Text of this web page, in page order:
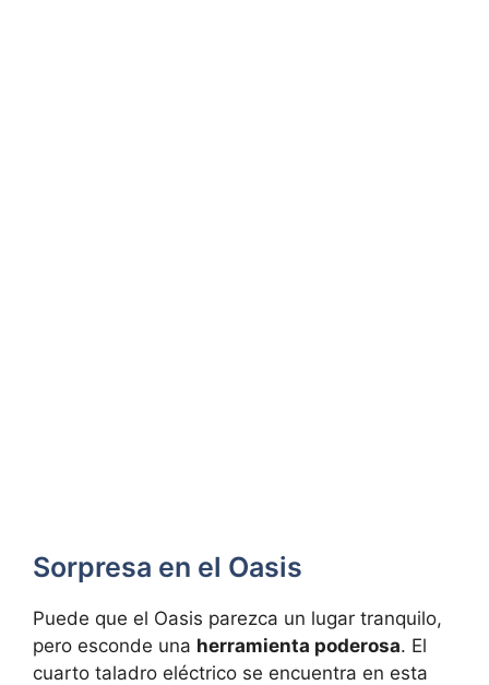
Sorpresa en el Oasis
Puede que el Oasis parezca un lugar tranquilo,
pero esconde una herramienta poderosa. El
cuarto taladro eléctrico se encuentra en esta